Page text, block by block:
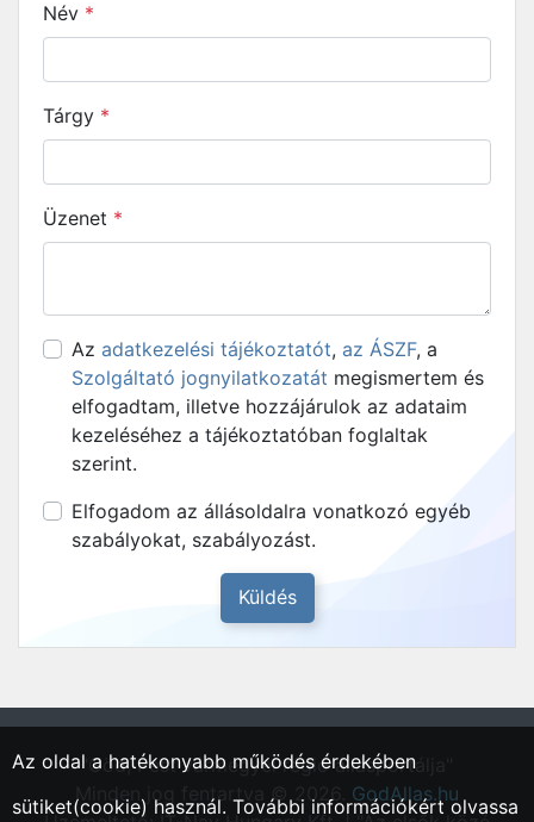
Név *
Tárgy *
Üzenet *
Az adatkezelési tájékoztatót, az ÁSZF, a
Szolgáltató jognyilatkozatát megismertem és
elfogadtam, illetve hozzájárulok az adataim
kezeléséhez a tájékoztatóban foglaltak
szerint.
Elfogadom az állásoldalra vonatkozó egyéb
szabályokat, szabályozást.
"Göd, Pest vármegyei régió állásportálja"
Minden jog fentartva © 2026. GodAllas.hu
Az oldal a hatékonyabb működés érdekében
sütiket(cookie) használ. További információkért olvassa